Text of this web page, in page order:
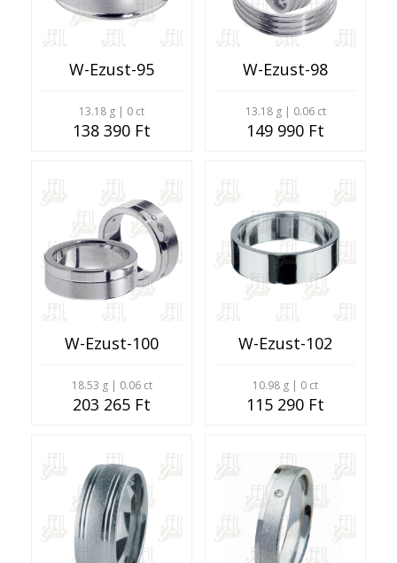
W-Ezust-95
13.18 g | 0 ct
138 390 Ft
W-Ezust-98
13.18 g | 0.06 ct
149 990 Ft
W-Ezust-100
18.53 g | 0.06 ct
203 265 Ft
W-Ezust-102
10.98 g | 0 ct
115 290 Ft